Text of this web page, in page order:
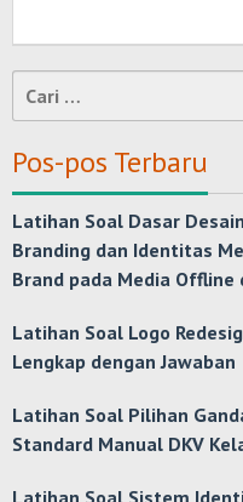
Cari
untuk:
Pos-pos Terbaru
Latihan Soal Dasar
Branding dan Identitas
Brand pada Media
Latihan Soal Logo
Lengkap dengan Jawaban
Latihan Soal Pilihan
Standard Manual DKV
Latihan Soal Sistem